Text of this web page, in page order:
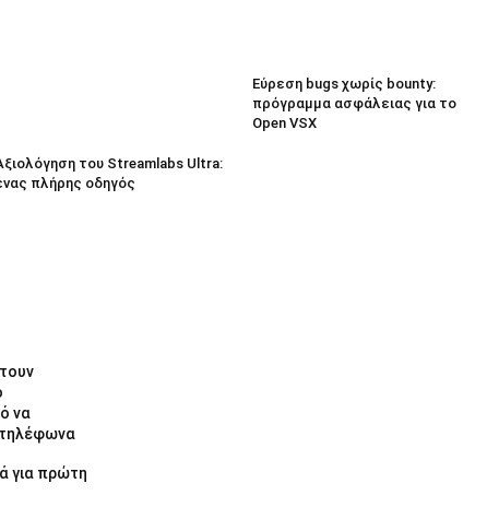
του Streamlabs Ultra:
πλήρης οδηγός
Εύρεση bugs χωρίς bounty:
πρόγραμμα ασφάλειας για το
Open VSX
να
τηλέφωνα
για πρώτη